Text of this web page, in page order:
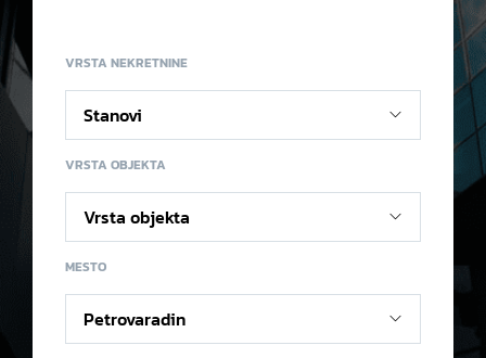
VRSTA NEKRETNINE
VRSTA OBJEKTA
MESTO